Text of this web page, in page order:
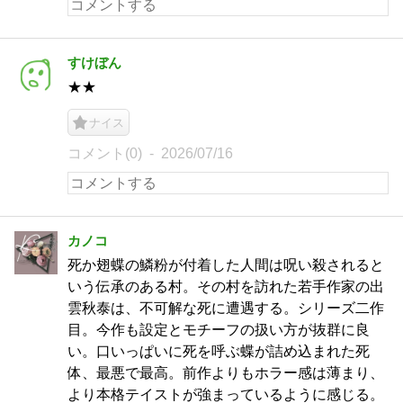
すけぼん
★★
ナイス
コメント(0) 2026/07/16
カノコ
死か翅蝶の鱗粉が付着した人間は呪い殺されると
いう伝承のある村。その村を訪れた若手作家の出
雲秋泰は、不可解な死に遭遇する。シリーズ二作
目。今作も設定とモチーフの扱い方が抜群に良
い。口いっぱいに死を呼ぶ蝶が詰め込まれた死
体、最悪で最高。前作よりもホラー感は薄まり、
より本格テイストが強まっているように感じる。